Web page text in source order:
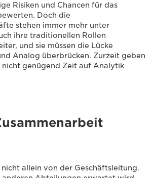
Risiken und Chancen für das
Doch die
stehen immer mehr unter
ihre traditionellen Rollen
und sie müssen die Lücke
Analog überbrücken. Zurzeit geben
nicht genügend Zeit auf Analytik
allein von der Geschäftsleitung.